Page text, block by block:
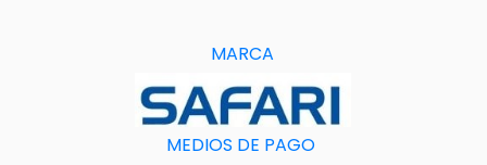
MARCA
MEDIOS DE PAGO